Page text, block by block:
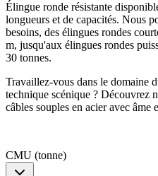
Élingue ronde résistante
longueurs et de capacités. Nous
besoins, des élingues rondes
m, jusqu'aux élingues rondes
30 tonnes.
Travaillez-vous dans le domaine
technique scénique ? Découvrez
câbles souples en acier avec âme
CMU (tonne)